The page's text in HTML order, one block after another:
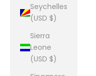
Seychelles
(USD $)
Sierra
Leone
(USD $)